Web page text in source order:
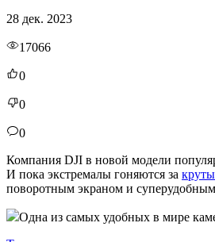
28 дек. 2023
17066
0
0
0
Компания DJI в новой модели
И пока экстремалы гоняются за
поворотным экраном и
Одна из самых удобных в мире